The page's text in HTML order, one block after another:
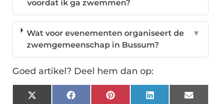
voordat ik ga zwemmen?
Wat voor evenementen organiseert de
zwemgemeenschap in Bussum?
▼
Goed artikel? Deel hem dan op:
X
FacebookPinterestLinkedIn Email